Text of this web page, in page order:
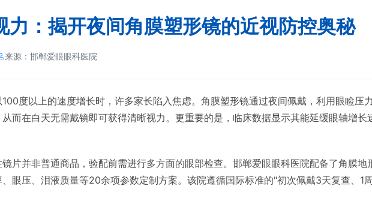
力：揭开夜间角膜塑形镜的近视防控奥秘
来源： 邯郸爱眼眼科医院
度以上的速度增长时，许多家长陷入焦虑。角膜塑形镜通过夜间佩戴，利用眼睑压
而在白天无需戴镜即可获得清晰视力。更重要的是，临床数据显示其能延缓眼轴增
片并非普通商品，验配前需进行多方面的眼部检查。邯郸爱眼眼科医院配备了角膜
眼压、泪液质量等20余项参数定制方案。该院遵循国际标准的"初次佩戴3天复查、1